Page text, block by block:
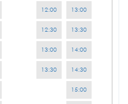
13:00
13:30
14:00
14:30
15:00
12:00
12:30
13:00
13:30